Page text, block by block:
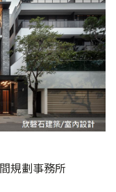
規劃事務所